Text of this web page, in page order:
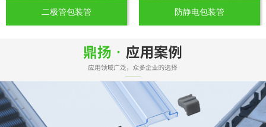
二极管包装管 防静电包装管